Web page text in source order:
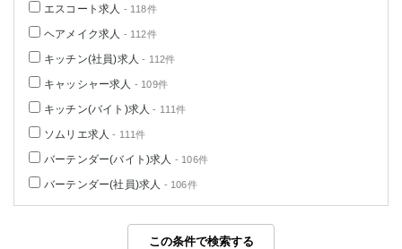
エスコート求人 - 118件
ヘアメイク求人 - 112件
キッチン(社員)求人 - 112件
キャッシャー求人 - 109件
キッチン(バイト)求人 - 111件
ソムリエ求人 - 111件
バーテンダー(バイト)求人 - 106件
バーテンダー(社員)求人 - 106件
この条件で検索する